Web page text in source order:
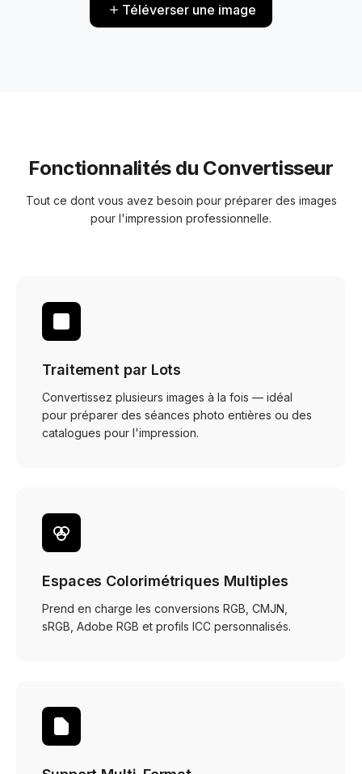
Téléverser une image
Fonctionnalités du Convertisseur
Tout ce dont vous avez besoin pour préparer des images
pour l'impression professionnelle.
Traitement par Lots
Convertissez plusieurs images à la fois — idéal
pour préparer des séances photo entières ou des
catalogues pour l'impression.
Espaces Colorimétriques Multiples
Prend en charge les conversions RGB, CMJN,
sRGB, Adobe RGB et profils ICC personnalisés.